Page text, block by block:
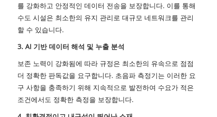
를 강화하고 안정적인 데이터 전송을 보장합니다. 이를 통해
수도 시설은 최소한의 유지 관리로 대규모 네트워크를 관리
할 수 있습니다.
3. AI 기반 데이터 해석 및 누출 분석
보존 노력이 강화됨에 따라 규정은 최소한의 유속으로 점점
더 정확한 판독값을 요구합니다. 초음파 측정기는 이러한 요
구 사항을 충족하기 위해 지속적으로 발전하여 수요가 적은
조건에서도 정확한 측정을 보장합니다.